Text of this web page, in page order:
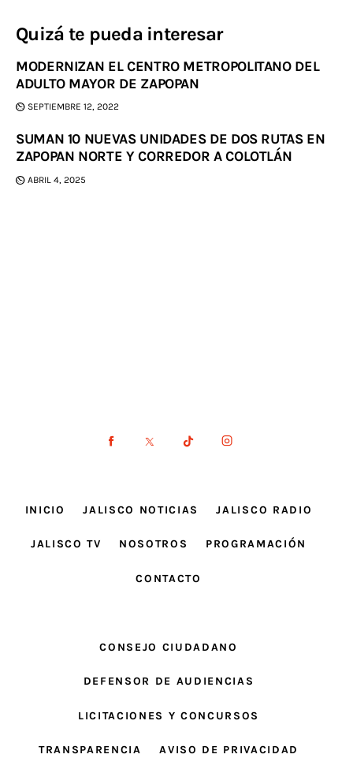
Quizá te pueda interesar
MODERNIZAN EL CENTRO METROPOLITANO DEL
ADULTO MAYOR DE ZAPOPAN
SEPTIEMBRE 12, 2022
SUMAN 10 NUEVAS UNIDADES DE DOS RUTAS EN
ZAPOPAN NORTE Y CORREDOR A COLOTLÁN
ABRIL 4, 2025
INICIO JALISCO NOTICIAS JALISCO RADIO
JALISCO TV NOSOTROS PROGRAMACIÓN
CONTACTO
CONSEJO CIUDADANO
DEFENSOR DE AUDIENCIAS
LICITACIONES Y CONCURSOS
TRANSPARENCIA AVISO DE PRIVACIDAD